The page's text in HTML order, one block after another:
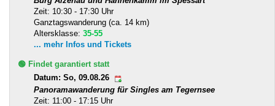
Zeit: 10:30 - 17:30 Uhr
Ganztagswanderung (ca. 14 km)
Altersklasse: 35-55
... mehr Infos und Tickets
🟢 Findet garantiert statt
Datum: So, 09.08.26
Panoramawanderung für Singles am Tegernsee
Zeit: 11:00 - 17:15 Uhr